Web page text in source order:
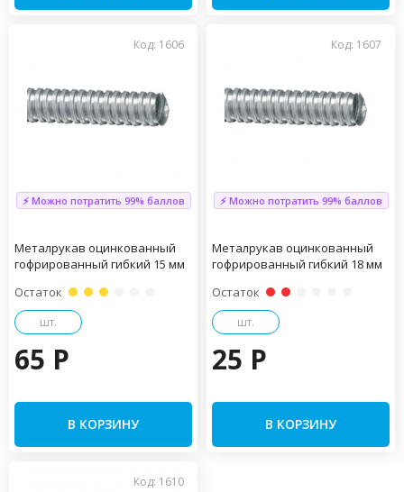
Код: 1606
⚡ Можно потратить 99% баллов
Металрукав оцинкованный
гофрированный гибкий 15 мм
Остаток
шт.
65 P
В КОРЗИНУ
Код: 1607
⚡ Можно потратить 99% баллов
Металрукав оцинкованный
гофрированный гибкий 18 мм
Остаток
шт.
25 P
В КОРЗИНУ
Код: 1610